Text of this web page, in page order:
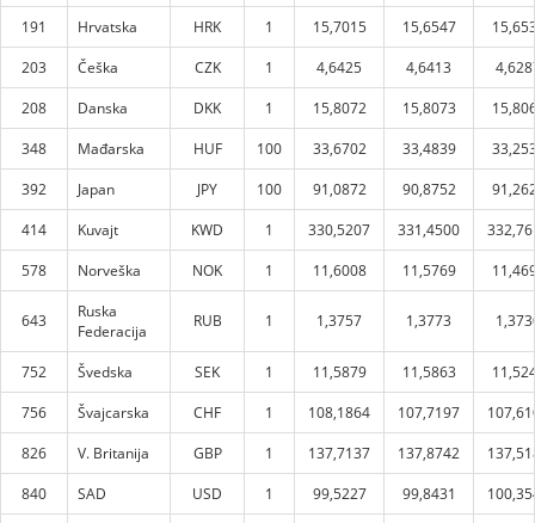
191
Hrvatska HRK 1 15,7015 15,6547
203
Češka CZK 1 4,6425 4,6413
208
Danska DKK 1 15,8072 15,8073
348
Mađarska HUF 100 33,6702 33,4839
392
Japan JPY 100 91,0872 90,8752
414
Kuvajt KWD 1 330,5207 331,4500
578
Norveška NOK 1 11,6008 11,5769
643
Ruska
Federacija
RUB 1 1,3757 1,3773
752 Švedska SEK 1 11,5879 11,5863
756
Švajcarska CHF 1 108,1864 107,7197
826
V. Britanija GBP 1 137,7137 137,8742
840
SAD USD 1 99,5227 99,8431